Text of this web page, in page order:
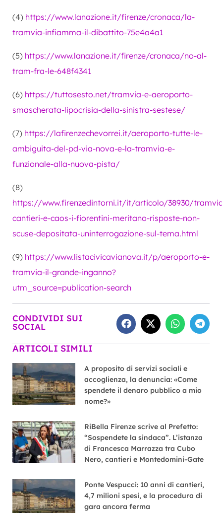
(4) https://www.lanazione.it/firenze/cronaca/la-
tramvia-infiamma-il-dibattito-75e4a4a1
(5) https://www.lanazione.it/firenze/cronaca/no-al-
tram-fra-le-648f4341
(6) https://tuttosesto.net/tramvia-e-aeroporto-
smascherata-lipocrisia-della-sinistra-sestese/
(7) https://lafirenzechevorrei.it/aeroporto-tutte-le-
ambiguita-del-pd-via-nova-e-la-tramvia-e-
funzionale-alla-nuova-pista/
(8)
https://www.firenzedintorni.it/it/articolo/38930/
cantieri-e-caos-i-fiorentini-meritano-risposte-non-
scuse-depositata-uninterrogazione-sul-tema.html
(9) https://www.listacivicavianova.it/p/aeroporto-e-
tramvia-il-grande-inganno?
utm_source=publication-search
CONDIVIDI SUI
SOCIAL
ARTICOLI SIMILI
A proposito di servizi sociali e
accoglienza, la denuncia: «Come
spendete il denaro pubblico a mio
nome?»
RiBella Firenze scrive al Prefetto:
“Sospendete la sindaca”. L’istanza
di Francesca Marrazza tra Cubo
Nero, cantieri e Montedomini-Gate
Ponte Vespucci: 10 anni di cantieri,
4,7 milioni spesi, e la procedura di
gara ancora ferma